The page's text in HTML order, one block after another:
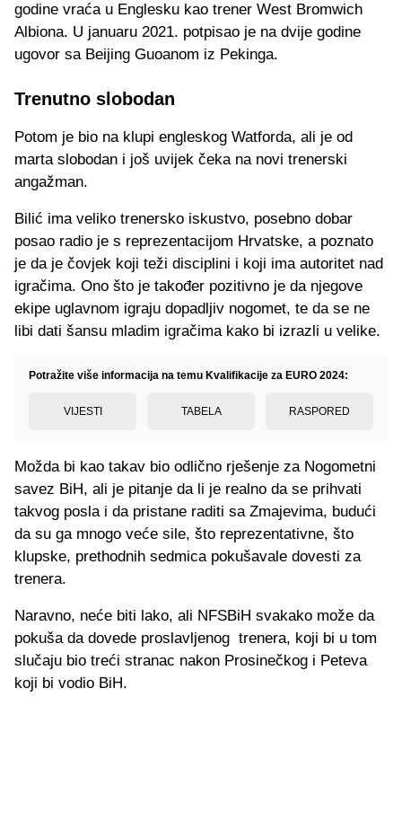
godine vraća u Englesku kao trener West Bromwich
Albiona. U januaru 2021. potpisao je na dvije godine
ugovor sa Beijing Guoanom iz Pekinga.
Trenutno slobodan
Potom je bio na klupi engleskog Watforda, ali je od
marta slobodan i još uvijek čeka na novi trenerski
angažman.
Bilić ima veliko trenersko iskustvo, posebno dobar
posao radio je s reprezentacijom Hrvatske, a poznato
je da je čovjek koji teži disciplini i koji ima autoritet nad
igračima. Ono što je također pozitivno je da njegove
ekipe uglavnom igraju dopadljiv nogomet, te da se ne
libi dati šansu mladim igračima kako bi izrazli u velike.
Potražite više informacija na temu Kvalifikacije za EURO 2024:
VIJESTI TABELA RASPORED
Možda bi kao takav bio odlično rješenje za Nogometni
savez BiH, ali je pitanje da li je realno da se prihvati
takvog posla i da pristane raditi sa Zmajevima, budući
da su ga mnogo veće sile, što reprezentativne, što
klupske, prethodnih sedmica pokušavale dovesti za
trenera.
Naravno, neće biti lako, ali NFSBiH svakako može da
pokuša da dovede proslavljenog trenera, koji bi u tom
slučaju bio treći stranac nakon Prosinečkog i Peteva
koji bi vodio BiH.